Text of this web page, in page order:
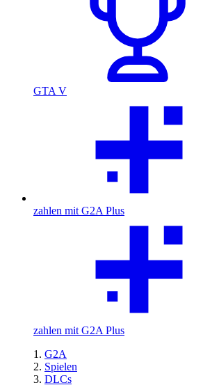
GTA V
zahlen mit G2A Plus
zahlen mit G2A Plus
G2A
Spielen
DLCs